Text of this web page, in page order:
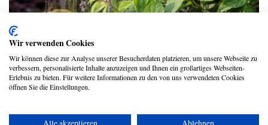
Wo die wilden Kräuter wachsen
Wir verwenden Cookies
Wir können diese zur Analyse unserer Besucherdaten platzieren, um unsere Webseite zu
verbessern, personalisierte Inhalte anzuzeigen und Ihnen ein großartiges Webseiten-
Erlebnis zu bieten. Für weitere Informationen zu den von uns verwendeten Cookies
öffnen Sie die Einstellungen.